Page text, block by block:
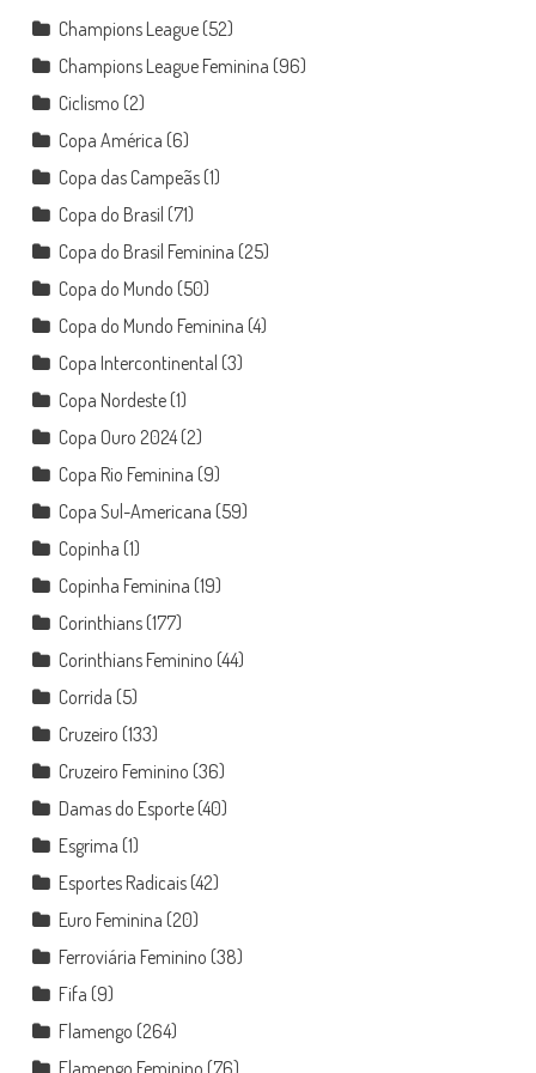
Champions League(52)
Champions League Feminina (96)
Ciclismo (2)
Copa América (6)
Copa das Campeãs(1)
Copa do Brasil (71)
Copa do Brasil Feminina (25)
Copa do Mundo (50)
Copa do Mundo Feminina (4)
Copa Intercontinental (3)
Copa Nordeste(1)
Copa Ouro 2024(2)
Copa Rio Feminina (9)
Copa Sul-Americana (59)
Copinha (1)
Copinha Feminina (19)
Corinthians(177)
Corinthians Feminino (44)
Corrida (5)
Cruzeiro (133)
Cruzeiro Feminino (36)
Damas do Esporte(40)
Esgrima (1)
Esportes Radicais(42)
Euro Feminina (20)
Ferroviária Feminino (38)
Fifa (9)
Flamengo (264)
Flamengo Feminino (76)